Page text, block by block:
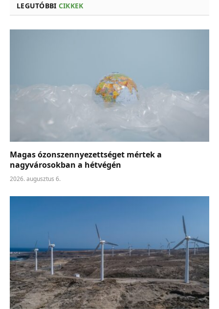
LEGUTÓBBI CIKKEK
Magas ózonszennyezettséget mértek a
nagyvárosokban a hétvégén
2026. augusztus 6.